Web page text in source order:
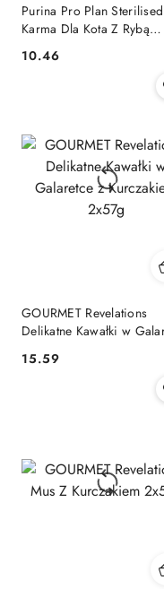
Purina Pro Plan Sterilised
Karma Dla Kota Z Rybą
Cena:
10.46
GOURMET Revelations
Delikatne Kawałki w
Cena:
15.59